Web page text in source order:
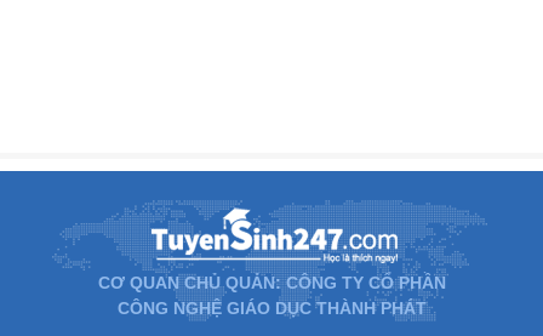
CƠ QUAN CHỦ QUẢN: CÔNG TY CỔ PHẦN
CÔNG NGHỆ GIÁO DỤC THÀNH PHÁT